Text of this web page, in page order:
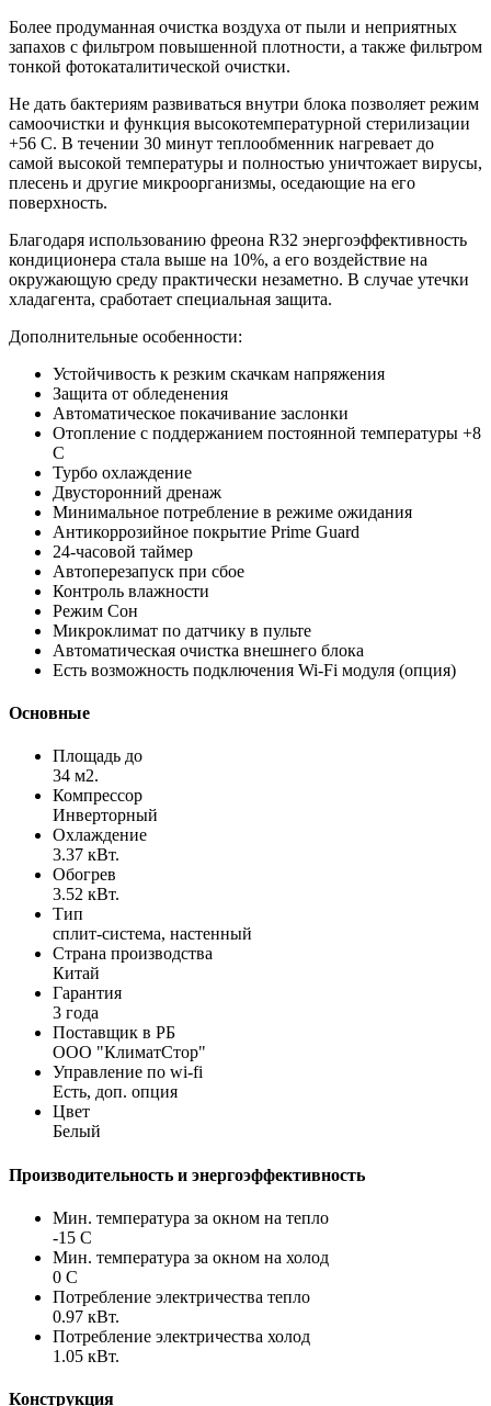
Более продуманная очистка воздуха от пыли и неприятных
запахов с фильтром повышенной плотности, а также фильтром
тонкой фотокаталитической очистки.
Не дать бактериям развиваться внутри блока позволяет режим
самоочистки и функция высокотемпературной стерилизации
+56 C. В течении 30 минут теплообменник нагревает до
самой высокой температуры и полностью уничтожает вирусы,
плесень и другие микроорганизмы, оседающие на его
поверхность.
Благодаря использованию фреона R32 энергоэффективность
кондиционера стала выше на 10%, а его воздействие на
окружающую среду практически незаметно. В случае утечки
хладагента, сработает специальная защита.
Дополнительные особенности:
Устойчивость к резким скачкам напряжения
Защита от обледенения
Автоматическое покачивание заслонки
Отопление с поддержанием постоянной температуры +8
C
Турбо охлаждение
Двусторонний дренаж
Минимальное потребление в режиме ожидания
Антикоррозийное покрытие Prime Guard
24-часовой таймер
Автоперезапуск при сбое
Контроль влажности
Режим Сон
Микроклимат по датчику в пульте
Автоматическая очистка внешнего блока
Есть возможность подключения Wi-Fi модуля (опция)
Основные
Площадь до
34 м2.
Компрессор
Инверторный
Охлаждение
3.37 кВт.
Обогрев
3.52 кВт.
Тип
сплит-система, настенный
Страна производства
Китай
Гарантия
3 года
Поставщик в РБ
ООО "КлиматСтор"
Управление по wi-fi
Есть, доп. опция
Цвет
Белый
Производительность и энергоэффективность
Мин. температура за окном на тепло
-15 С
Мин. температура за окном на холод
0 С
Потребление электричества тепло
0.97 кВт.
Потребление электричества холод
1.05 кВт.
Конструкция